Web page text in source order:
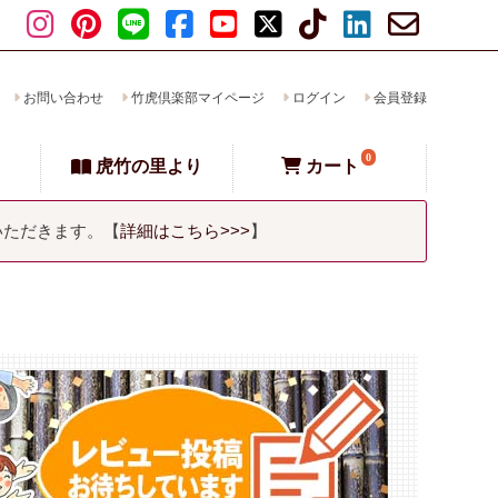
お問い合わせ 竹虎倶楽部マイページ ログイン 会員登録
虎竹の里より カート 0
だきます。【詳細はこちら>>>】